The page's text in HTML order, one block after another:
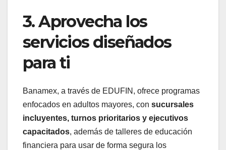
3. Aprovecha los
servicios diseñados
para ti
Banamex, a través de EDUFIN, ofrece programas
enfocados en adultos mayores, con sucursales
incluyentes, turnos prioritarios y ejecutivos
capacitados, además de talleres de educación
financiera para usar de forma segura los